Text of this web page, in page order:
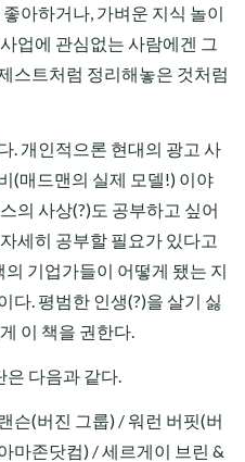
아하거나, 가벼운 지식 놀이
업에 관심없는 사람에겐 그
스트처럼 정리해놓은 것처럼
. 개인적으론 현대의 광고 사
(매드맨의 실제 모델!) 이야
의 사상(?)도 공부하고 싶어
세히 공부할 필요가 있다고
의 기업가들이 어떻게 됐는 지
다. 평범한 인생(?)을 살기 싫
이 책을 권한다.
은 다음과 같다.
슨(버진 그룹) / 워런 버핏(버
마존닷컴) / 세르게이 브린 &